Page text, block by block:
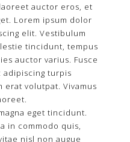
auctor eros, et
Lorem ipsum dolor
elit. Vestibulum
tincidunt, tempus
auctor varius. Fusce
turpis
erat volutpat. Vivamus
eget tincidunt.
in commodo quis,
nisl non augue